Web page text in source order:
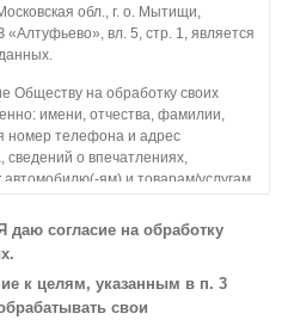
обл., г. о. Мытищи,
вл. 5, стр. 1, является
Обществу на обработку своих
имени, отчества, фамилии,
номер телефона и адрес
о впечатлениях,
ям) и товарам/услугам,
телефона посетителя сайта,
посетителя сайта,
способа для контакта, истории
согласие на обработку
к целям, указанным в п. 3
свои